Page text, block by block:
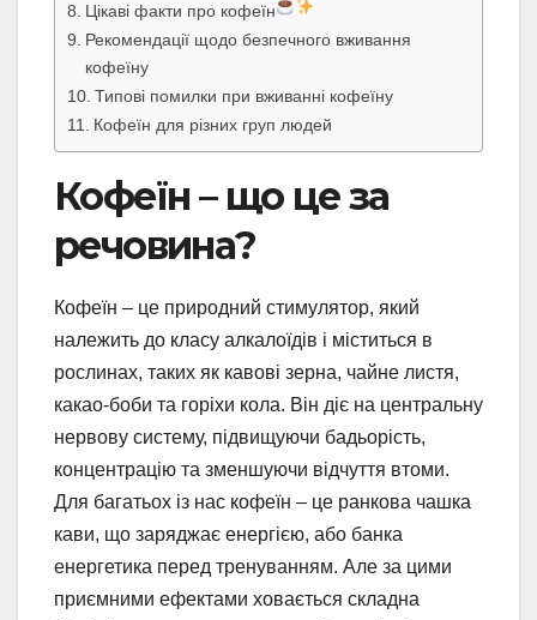
Цікаві факти про кофеїн
Рекомендації щодо безпечного вживання
кофеїну
Типові помилки при вживанні кофеїну
Кофеїн для різних груп людей
Кофеїн – що це за
речовина?
Кофеїн – це природний стимулятор, який
належить до класу алкалоїдів і міститься в
рослинах, таких як кавові зерна, чайне листя,
какао-боби та горіхи кола. Він діє на центральну
нервову систему, підвищуючи бадьорість,
концентрацію та зменшуючи відчуття втоми.
Для багатьох із нас кофеїн – це ранкова чашка
кави, що заряджає енергією, або банка
енергетика перед тренуванням. Але за цими
приємними ефектами ховається складна